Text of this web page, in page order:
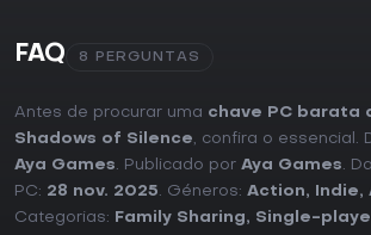
FAQ 8 PERGUNTAS
Antes de procurar uma chave PC barata
Shadows of Silence, confira o essencial.
Aya Games. Publicado por Aya Games.
PC: 28 nov. 2025. Géneros: Action, Indie,
Categorias:
Family Sharing, Single-